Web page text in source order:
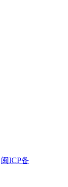
闽ICP备